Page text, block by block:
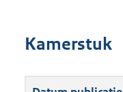
Kamerstuk